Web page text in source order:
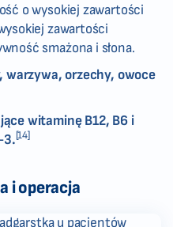
o wysokiej zawartości
zawartości
smażona i słona.
warzywa, orzechy, owoce
witaminę B12, B6 i
3.[14]
i operacja